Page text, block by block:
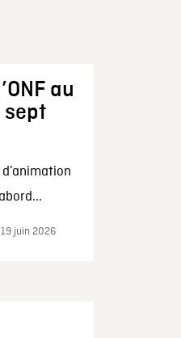
au
sept
juin 2026